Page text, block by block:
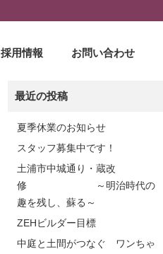
採用情報 お問い合わせ
最近の投稿
夏季休業のお知らせ
スタッフ募集中です！
土浦市中城通り・蔵改
修 ～明治時代の
趣を残し、蘇る～
ZEHビルダー目標
中庭と土間がつなぐ ワンちゃ